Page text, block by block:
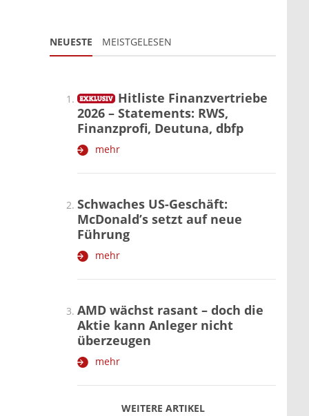
NEUESTE MEISTGELESEN
WEITERE ARTIKEL
zurückweiter
Hitliste Finanzvertriebe
2026 – Statements: RWS,
Finanzprofi, Deutuna, dbfp
mehr
Schwaches US-Geschäft:
McDonald’s setzt auf neue
Führung
mehr
AMD wächst rasant – doch die
Aktie kann Anleger nicht
überzeugen
mehr